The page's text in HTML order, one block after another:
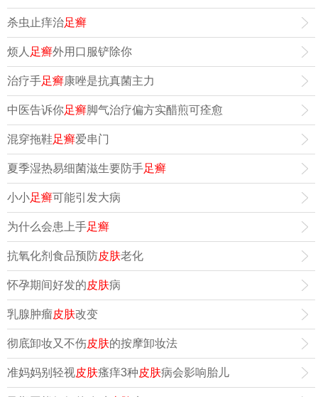
杀虫止痒治足癣
烦人 足癣外用口服铲除你
治疗手足癣康唑是抗真菌主力
中医告诉你足癣脚气治疗偏方实醋煎可痊愈
混穿拖鞋足癣爱串门
夏季湿热易细菌滋生要防手足癣
小小足癣可能引发大病
为什么会患上手足癣
抗氧化剂食品预防皮肤老化
怀孕期间好发的皮肤病
乳腺肿瘤皮肤改变
彻底卸妆又不伤皮肤的按摩卸妆法
准妈妈别轻视皮肤瘙痒3种皮肤病会影响胎儿